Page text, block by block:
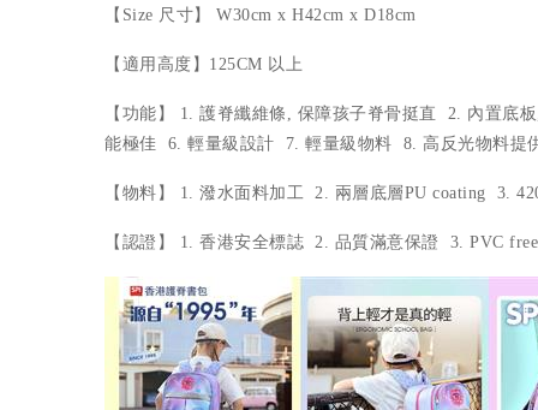
【Size 尺寸】 W30cm x H42cm x D18cm
【適用高度】125CM 以上
【功能】 1. 護脊纖維條, 保障孩子脊骨挺直 2. 內置
能極佳 6. 輕量級設計 7. 輕量級物料 8. 高反光物料提
【物料】 1. 潑水面料加工 2. 兩層底層PU coating 3.
【認證】 1. 香港安全標誌 2. 品質滿意保證 3. PVC